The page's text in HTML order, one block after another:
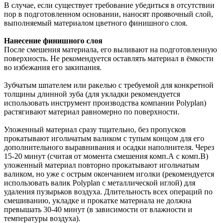
В случае, если существует требование убедиться в отсутствии
пор в подготовленном основании, наносят проявочный слой,
выполняемый материалом цветного финишного слоя.
Нанесение финишного слоя
После смешения материала, его выливают на подготовленную
поверхность. Не рекомендуется оставлять материал в ёмкости
во избежания его закипания.
Зубчатым шпателем или ракелью с требуемой для конкретной
толщины длинной зуба (для укладки рекомендуется
использовать инструмент производства компании Polyplan)
растягивают материал равномерно по поверхности.
Уложенный материал сразу тщательно, без пропусков
прокатывают игольчатым валиком с тупым концом для его
дополнительного выравнивания и осадки наполнителя. Через
15-20 минут (считая от момента смешения комп.А с комп.В)
уложенный материал повторно прокатывают игольчатым
валиком, но уже с острым окончанием иголки (рекомендуется
использовать валик Polyplan с металлической иглой) для
удаления пузырьков воздуха. Длительность всех операций по
смешиванию, укладке и прокатке материала не должна
превышать 30-40 минут (в зависимости от влажности и
температуры воздуха).